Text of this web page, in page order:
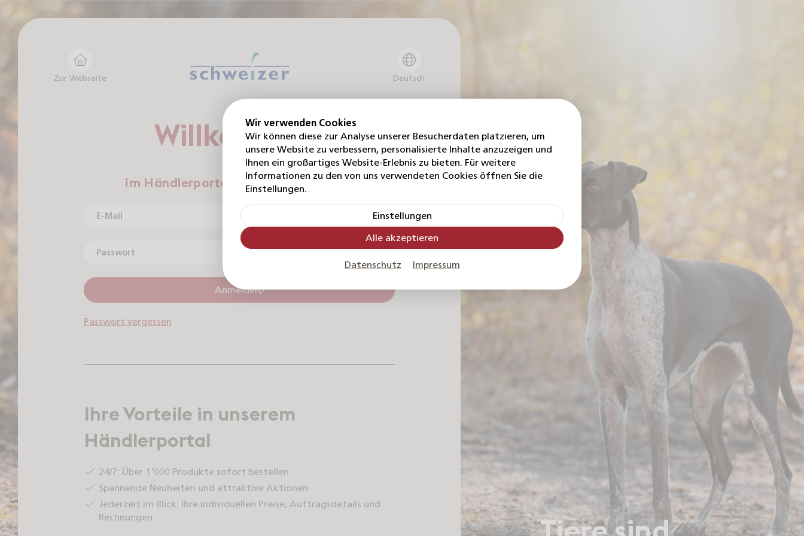
Zur Webseite Deutsch
Willkommen
im Händlerportal für Heimtierbedarf
E-Mail
Passwort
Anmelden
Passwort vergessen
Ihre Vorteile in unserem
Händlerportal
24/7: Über 1'000 Produkte sofort bestellen
Spannende Neuheiten und attraktive Aktionen
Jederzeit im Blick: Ihre individuellen Preise, Auftragsdetails und
Rechnungen
Wir verwenden Cookies
Wir können diese zur Analyse unserer Besucherdaten platzieren, um
unsere Website zu verbessern, personalisierte Inhalte anzuzeigen und
Ihnen ein großartiges Website-Erlebnis zu bieten. Für weitere
Informationen zu den von uns verwendeten Cookies öffnen Sie die
Einstellungen.
Einstellungen
Alle akzeptieren
Datenschutz Impressum